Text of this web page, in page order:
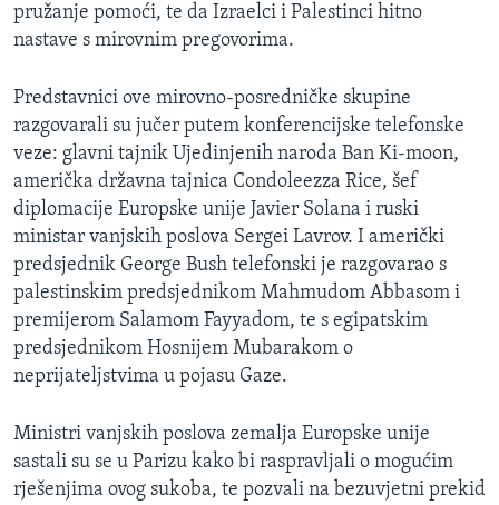
O GLASU AMERIKE
Learning English
PRATITE NAS
Jezici
pružanje pomoći, te da Izraelci i Palestinci hitno
nastave s mirovnim pregovorima.
Predstavnici ove mirovno-posredničke skupine
razgovarali su jučer putem konferencijske telefonske
veze: glavni tajnik Ujedinjenih naroda Ban Ki-moon,
američka državna tajnica Condoleezza Rice, šef
diplomacije Europske unije Javier Solana i ruski
ministar vanjskih poslova Sergei Lavrov. I američki
predsjednik George Bush telefonski je razgovarao s
palestinskim predsjednikom Mahmudom Abbasom i
premijerom Salamom Fayyadom, te s egipatskim
predsjednikom Hosnijem Mubarakom o
neprijateljstvima u pojasu Gaze.
Ministri vanjskih poslova zemalja Europske unije
sastali su se u Parizu kako bi raspravljali o mogućim
rješenjima ovog sukoba, te pozvali na bezuvjetni prekid